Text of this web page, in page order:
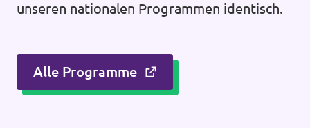
unseren nationalen Programmen identisch.
Alle Programme